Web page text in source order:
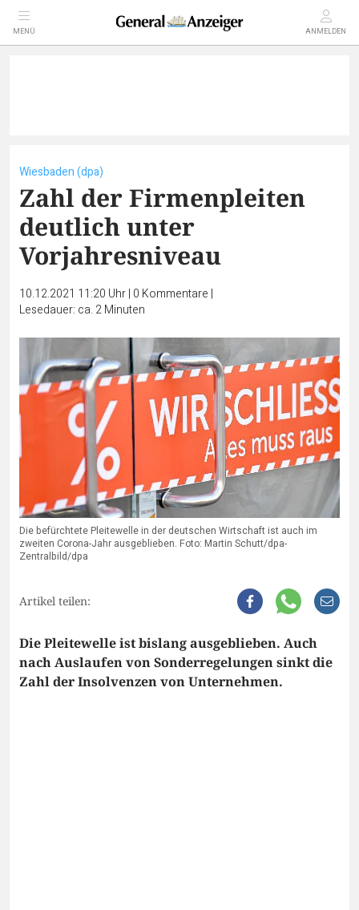
MENÜ ANMELDEN
Wiesbaden (dpa)
Zahl der Firmenpleiten
deutlich unter
Vorjahresniveau
10.12.2021 11:20 Uhr| 0 Kommentare |
Lesedauer: ca. 2 Minuten
Die befürchtete Pleitewelle in der deutschen Wirtschaft ist auch im
zweiten Corona-Jahr ausgeblieben. Foto: Martin Schutt/dpa-
Zentralbild/dpa
Artikel teilen:
Die Pleitewelle ist bislang ausgeblieben. Auch
nach Auslaufen von Sonderregelungen sinkt die
Zahl der Insolvenzen von Unternehmen.